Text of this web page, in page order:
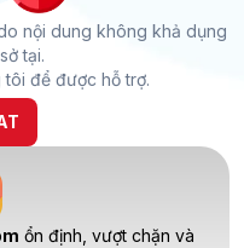
nội dung không khả dụng
tại.
để được hỗ trợ.
ổn định, vượt chặn và